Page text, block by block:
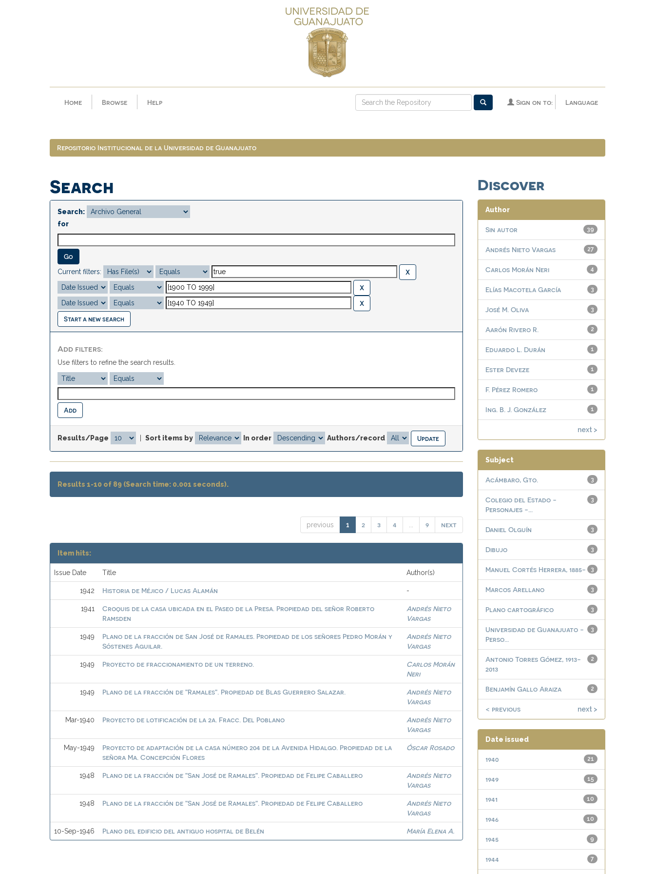
Home Browse Help Language
Sign on to:
Repositorio Institucional de la Universidad de Guanajuato
Search
Search:
for
Current filters:
Start a new search
Add filters:
Use filters to refine the search results.
Results/Page Sort items by In order Authors/record
Results 1-10 of 89 (Search time: 0.001 seconds).
previous 1 2 3 4 9 next
Item hits:
Issue Date Title Author(s)
1942 Historia de Méjico / Lucas Alamán -
1941
Croquis de la casa ubicada en el Paseo de la Presa. Propiedad del señor Roberto
Ramsden
Andrés Nieto
Vargas
1949
Plano de la fracción de San José de Ramales. Propiedad de los señores Pedro Morán y
Sóstenes Aguilar.
Andrés Nieto
Vargas
1949 Proyecto de fraccionamiento de un terreno.
Carlos Morán
Neri
1949 Plano de la fracción de "Ramales". Propiedad de Blas Guerrero Salazar.
Andrés Nieto
Vargas
Mar-1940 Proyecto de lotificación de la 2a. Fracc. Del Poblano
Andrés Nieto
Vargas
May-1949
Proyecto de adaptación de la casa número 204 de la Avenida Hidalgo. Propiedad de la
señora Ma. Concepción Flores
Óscar Rosado
1948 Plano de la fracción de "San José de Ramales". Propiedad de Felipe Caballero
Andrés Nieto
Vargas
1948 Plano de la fracción de "San José de Ramales". Propiedad de Felipe Caballero
Andrés Nieto
Vargas
10-Sep-1946 Plano del edificio del antiguo hospital de Belén María Elena A.
Discover
Author
39
Sin autor
27
Andrés Nieto Vargas
4
Carlos Morán Neri
3
Elías Macotela García
3
José M. Oliva
2
Aarón Rivero R.
1
Eduardo L. Durán
1
Ester Deveze
1
F. Pérez Romero
1
Ing. B. J. González
next >
Subject
3
Acámbaro, Gto.
3
Colegio del Estado -
Personajes -...
3
Daniel Olguín
3
Dibujo
3
Manuel Cortés Herrera, 1885-
3
Marcos Arellano
3
Plano cartográfico
3
Universidad de Guanajuato -
Perso...
2
Antonio Torres Gómez, 1913-
2013
2
Benjamín Gallo Araiza
< previous next >
Date issued
21
1940
15
1949
10
1941
10
1946
9
1945
7
1944